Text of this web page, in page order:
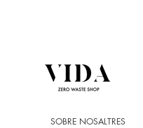
SOBRE NOSALTRES